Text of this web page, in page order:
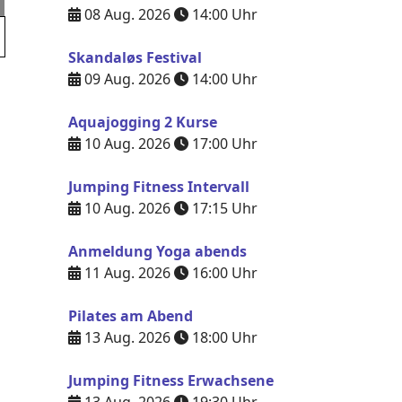
08 Aug. 2026
14:00 Uhr
Skandaløs Festival
09 Aug. 2026
14:00 Uhr
Aquajogging 2 Kurse
10 Aug. 2026
17:00 Uhr
Jumping Fitness Intervall
10 Aug. 2026
17:15 Uhr
Anmeldung Yoga abends
11 Aug. 2026
16:00 Uhr
Pilates am Abend
13 Aug. 2026
18:00 Uhr
Jumping Fitness Erwachsene